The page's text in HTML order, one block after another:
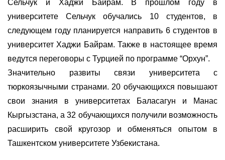
Сельчук и Хаджи Байрам. В прошлом году в
университете Сельчук обучались 10 студентов, в
следующем году планируется направить 6 студентов в
университет Хаджи Байрам. Также в настоящее время
ведутся переговоры с Турцией по программе “Орхун”.
Значительно развиты связи университета с
тюркоязычными странами. 20 обучающихся повышают
свои знания в университетах Баласагун и Манас
Кыргызстана, а 32 обучающихся получили возможность
расширить свой кругозор и обменяться опытом в
Ташкентском университете Узбекистана.